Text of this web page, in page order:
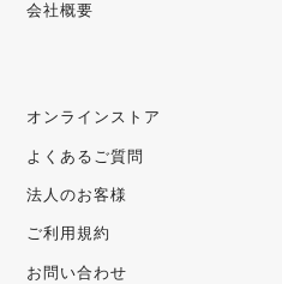
会社概要
オンラインストア
よくあるご質問
法人のお客様
ご利用規約
お問い合わせ